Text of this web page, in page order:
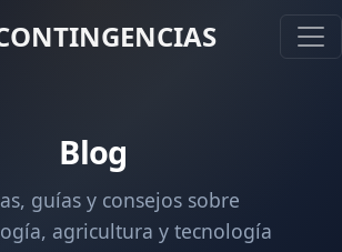
Blog
guías y consejos sobre
agricultura y tecnología